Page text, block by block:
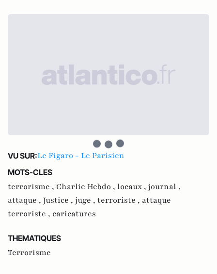
VU SUR:Le Figaro - Le Parisien
MOTS-CLES
terrorisme , Charlie Hebdo , locaux , journal ,
attaque , Justice , juge , terroriste , attaque
terroriste , caricatures
THEMATIQUES
Terrorisme